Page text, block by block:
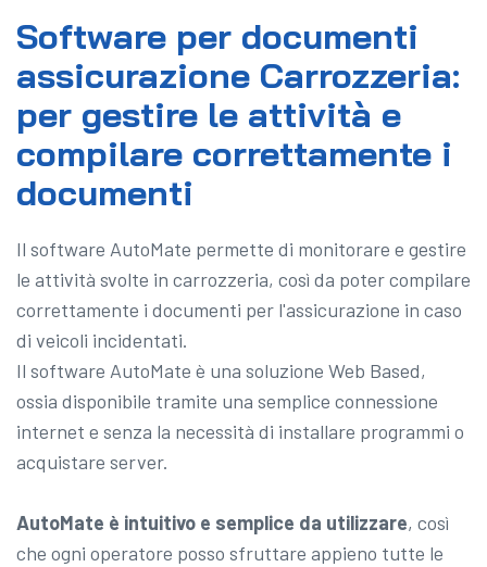
Software per documenti
assicurazione Carrozzeria:
per gestire le attività e
compilare correttamente i
documenti
Il software AutoMate permette di monitorare e gestire
le attività svolte in carrozzeria, così da poter compilare
correttamente i documenti per l'assicurazione in caso
di veicoli incidentati.
Il software AutoMate è una soluzione Web Based,
ossia disponibile tramite una semplice connessione
internet e senza la necessità di installare programmi o
acquistare server.
AutoMate è intuitivo e semplice da utilizzare, così
che ogni operatore posso sfruttare appieno tutte le